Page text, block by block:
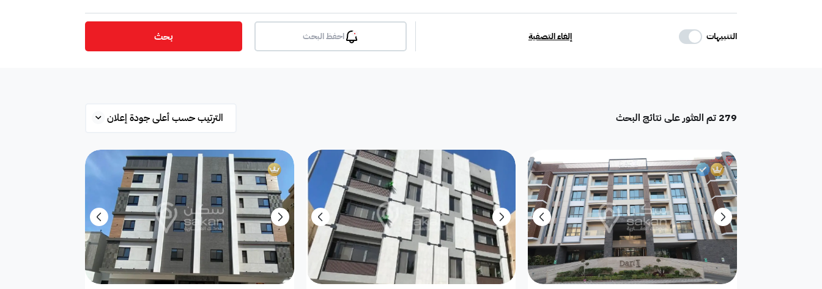
حدد وسائل الراحة
دور هدام أرض سكنية أرض استثمارية فيلا شقة فيلا شقتين فيلا مستقلة محطة بانزين غرفة
شقق فندقية فيلا فاخرة تاون هاوس معرض / محل مبنى تجاري إستراحة غير مفروشة
التنبيهات إلغاء التصفية احفظ البحث بحث
279 تم العثور على نتائج البحث